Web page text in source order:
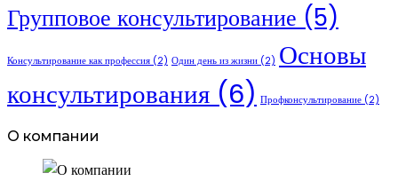
Групповое консультирование (5)
Консультирование как профессия (2) Один день из жизни (2) Основы
консультирования (6) Профконсультирование (2)
О компании